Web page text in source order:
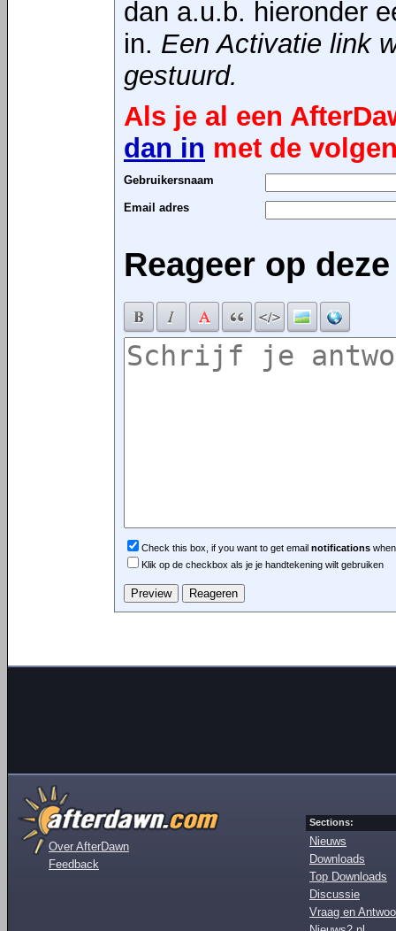
dan a.u.b. hieronder
in. Een Activatie link
gestuurd.
Als je al een
dan in met de
Gebruikersnaam
Email adres
Reageer op
Check this box, if you want to get email notifications
Klik op de checkbox als je je handtekening wilt gebruiken
Over AfterDawn
Feedback
Sections:
Nieuws
Downloads
Top Downloads
Discussie
Vraag en